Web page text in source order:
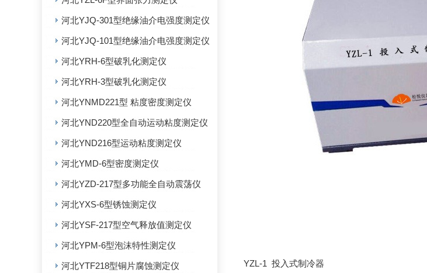
河北YJQ-301型绝缘油介电强度测定仪
河北YJQ-101型绝缘油介电强度测定仪
河北YRH-6型破乳化测定仪
河北YRH-3型破乳化测定仪
河北YNMD221型 粘度密度测定仪
河北YND220型全自动运动粘度测定仪
河北YND216型运动粘度测定仪
河北YMD-6型密度测定仪
河北YZD-217型多功能全自动震荡仪
河北YXS-6型锈蚀测定仪
河北YSF-217型空气释放值测定仪
河北YPM-6型泡沫特性测定仪
河北YTF218型铜片腐蚀测定仪 YZL-1 投入式制冷器